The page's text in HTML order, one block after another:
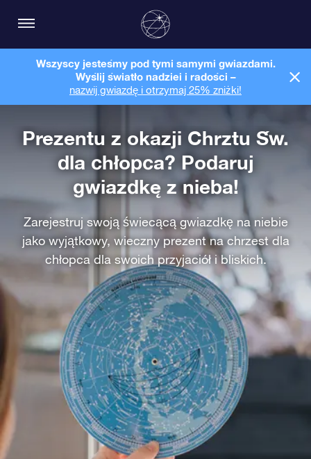
Wszyscy jesteśmy pod tymi samymi gwiazdami.
Wyślij światło nadziei i radości –
nazwij gwiazdę i otrzymaj 25% zniżki!
Prezentu z okazji Chrztu Św.
dla chłopca? Podaruj
gwiazdkę z nieba!
Zarejestruj swoją świecącą gwiazdkę na niebie
jako wyjątkowy, wieczny prezent na chrzest dla
chłopca dla swoich przyjaciół i bliskich.